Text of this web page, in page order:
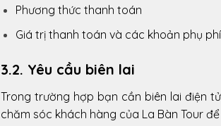
Phương thức thanh toán
Giá trị thanh toán và các khoản phụ
3.2. Yêu cầu biên lai
Trong trường hợp bạn cần biên lai điện
chăm sóc khách hàng của La Bàn Tour